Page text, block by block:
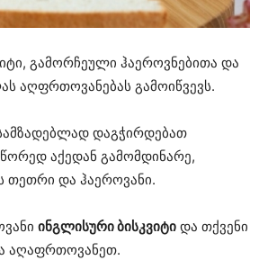
გამორჩეული ჰაეროვნებითა და
აღფრთოვანებას გამოიწვევს.
დაგჭირდებათ
აქედან გამომდინარე,
თეთრი და ჰაეროვანი.
ინგლისური ბისკვიტი და თქვენი
აღაფრთოვანეთ.